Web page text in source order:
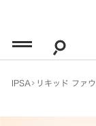
to
IPSA リキッド ファ